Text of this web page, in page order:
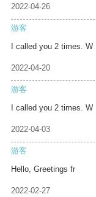
2022-04-26
游客
I called you 2 times. W
2022-04-20
游客
I called you 2 times. W
2022-04-03
游客
Hello, Greetings fr
2022-02-27